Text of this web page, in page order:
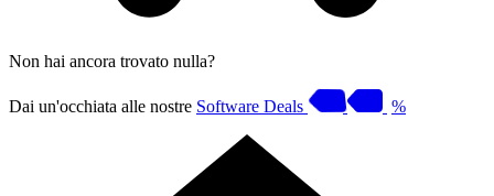
Non hai ancora trovato nulla?
Dai un'occhiata alle nostre Software Deals %